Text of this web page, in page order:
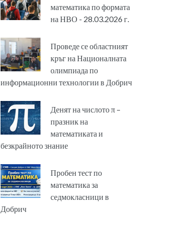
математика по формата
на НВО - 28.03.2026 г.
Проведе се областният
кръг на Националната
олимпиада по
информационни технологии в Добрич
Денят на числото π –
празник на
математиката и
безкрайното знание
Пробен тест по
математика за
седмокласници в
Добрич